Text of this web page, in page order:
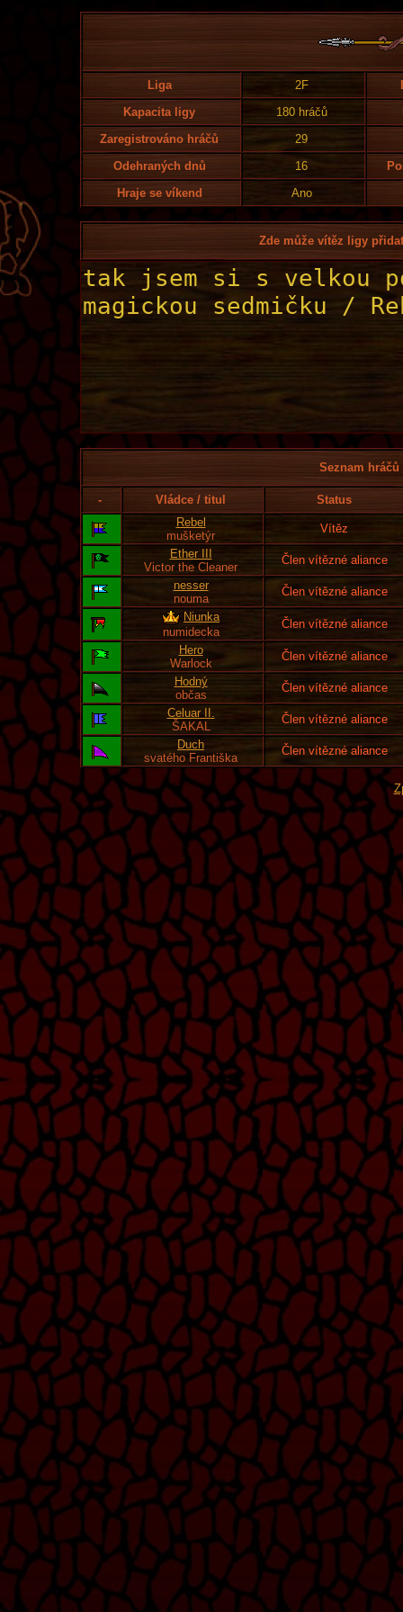
Liga 2F
Kapacita ligy
180 hráčů
Zaregistrováno hráčů
29
Odehraných dnů
16
Hraje se víkend
Ano
Zde může vítěz ligy
Seznam
- Vládce / titul
Status
Rebel
mušketýr
Vítěz
Ether III
Victor the Cleaner
Člen vítězné aliance
nesser
nouma
Člen vítězné aliance
Niunka
numidecka
Člen vítězné aliance
Hero
Warlock
Člen vítězné aliance
Hodný
občas
Člen vítězné aliance
Celuar II.
ŠAKAL
Člen vítězné aliance
Duch
svatého Františka
Člen vítězné aliance